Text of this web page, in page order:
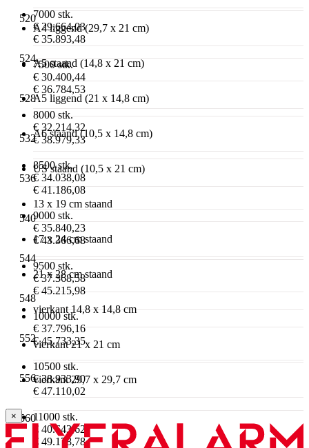
520
524
528
532
536
540
544
548
552
556
560
7000 stk.
€ 29.664,03
€ 35.893,48
7500 stk.
€ 30.400,44
€ 36.784,53
8000 stk.
€ 32.214,32
€ 38.979,33
8500 stk.
€ 34.038,08
€ 41.186,08
9000 stk.
€ 35.840,23
€ 43.366,68
9500 stk.
€ 37.368,58
€ 45.215,98
10000 stk.
€ 37.796,16
€ 45.733,35
10500 stk.
€ 38.933,90
€ 47.110,02
11000 stk.
€ 40.643,62
€ 49.178,78
A4 liggend (29,7 x 21 cm)
A5 staand (14,8 x 21 cm)
A5 liggend (21 x 14,8 cm)
A6 staand (10,5 x 14,8 cm)
US staand (10,5 x 21 cm)
13 x 19 cm staand
17 x 24 cm staand
21 x 28 cm staand
vierkant 14,8 x 14,8 cm
vierkant 21 x 21 cm
vierkant 29,7 x 29,7 cm
×